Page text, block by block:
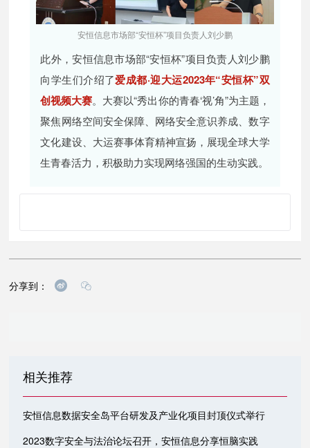
安恒信息市场部“安恒杯”项目负责人刘少鹏
此外，安恒信息市场部“安恒杯”项目负责人刘少鹏
向学生们介绍了爱成都·迎大运2023年“安恒杯”双
创视频大赛。大赛以“秀出你的青春‘视’角”为主题，
聚焦网络空间安全保障、网络安全意识养成、数字
文化建设、大运赛事体育精神宣扬，展现全球大学
生青春活力，积极助力实现网络强国的生动实践。
分享到：
相关推荐
安恒信息数据安全岛平台研发及产业化项目封顶仪式举行
2023数字安全与法治论坛召开，安恒信息分享恒脑实践